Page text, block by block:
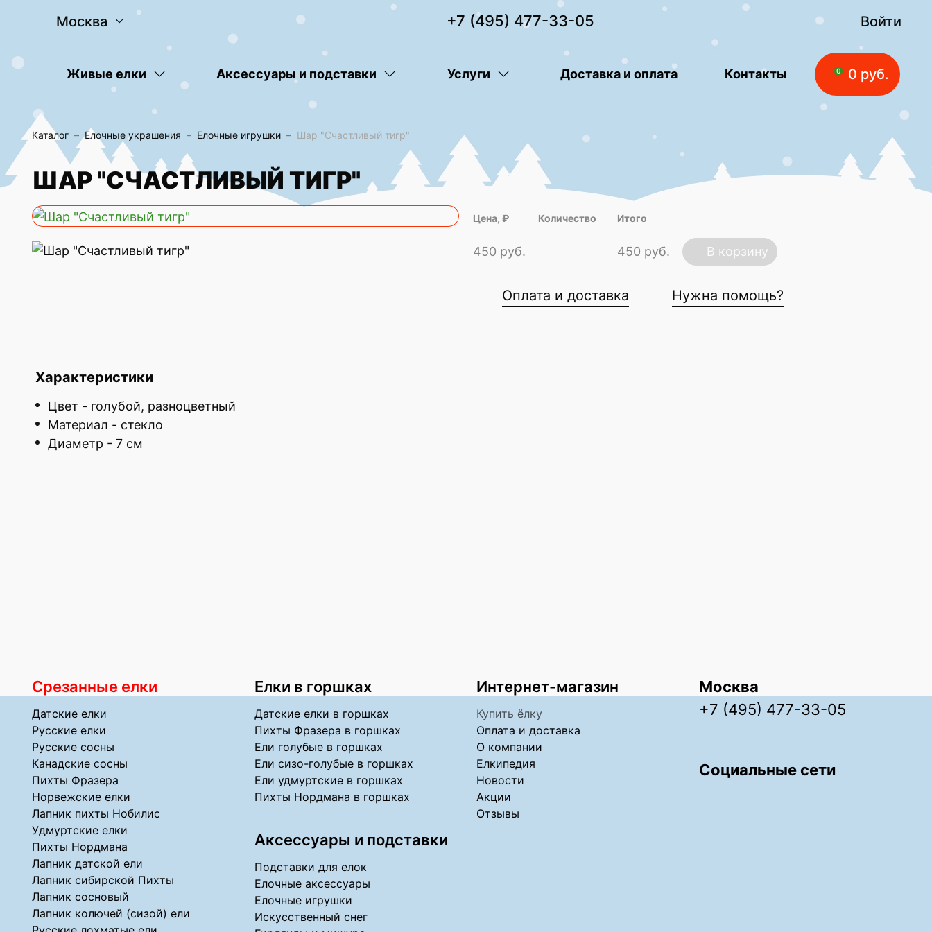
Москва +7 (495) 477-33-05 Войти
Живые елки Аксессуары и подставки Услуги Доставка и оплата Контакты 0 0 руб.
Каталог Елочные украшения Елочные игрушки Шар "Счастливый тигр"
ШАР "СЧАСТЛИВЫЙ ТИГР"
Цена, ₽ Количество Итого
450 руб. 450 руб. В корзину
Оплата и доставка Нужна помощь?
Характеристики
Цвет - голубой, разноцветный
Материал - стекло
Диаметр - 7 см
Срезанные елки
Датские елки
Русские елки
Русские сосны
Канадские сосны
Пихты Фразера
Норвежские елки
Лапник пихты Нобилис
Удмуртские елки
Пихты Нордмана
Лапник датской ели
Лапник сибирской Пихты
Лапник сосновый
Лапник колючей (сизой) ели
Елки в горшках
Датские елки в горшках
Пихты Фразера в горшках
Ели голубые в горшках
Ели сизо-голубые в горшках
Ели удмуртские в горшках
Пихты Нордмана в горшках
Аксессуары и подставки
Подставки для елок
Елочные аксессуары
Елочные игрушки
Искусственный снег
Интернет-магазин
Купить ёлку
Оплата и доставка
О компании
Елкипедия
Новости
Акции
Отзывы
Москва
+7 (495) 477-33-05
Социальные сети